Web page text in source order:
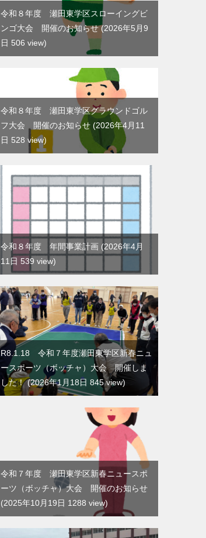
令和８年度 瀬田東学区スローイングビ
ンゴ大会 開催のお知らせ
2026年5月9
日 506 view
令和８年度 瀬田東学区グラウンドゴル
フ大会 開催のお知らせ 2026年4月11
日 528 view
令和８年度 年間事業計画
2026年4月
11日 539 view
R8.1.18 令和７年度瀬田東学区新春ニュ
ースポーツ（ボッチャ）大会 開催しま
した！ 2026年1月18日 845 view
令和７年度 瀬田東学区新春ニュースポ
ーツ（ボッチャ）大会 開催のお知らせ
2025年10月19日 1288 view